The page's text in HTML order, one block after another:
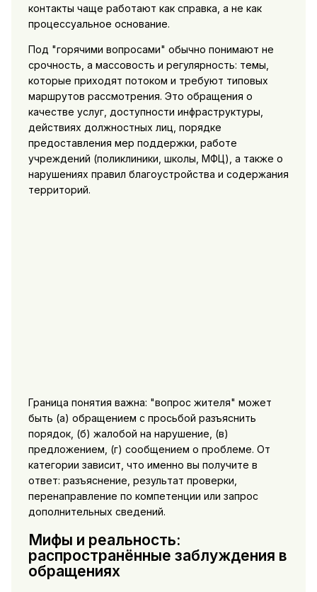
контакты чаще работают как справка, а не как
процессуальное основание.
Под "горячими вопросами" обычно понимают не
срочность, а массовость и регулярность: темы,
которые приходят потоком и требуют типовых
маршрутов рассмотрения. Это обращения о
качестве услуг, доступности инфраструктуры,
действиях должностных лиц, порядке
предоставления мер поддержки, работе
учреждений (поликлиники, школы, МФЦ), а также о
нарушениях правил благоустройства и содержания
территорий.
Граница понятия важна: "вопрос жителя" может
быть (а) обращением с просьбой разъяснить
порядок, (б) жалобой на нарушение, (в)
предложением, (г) сообщением о проблеме. От
категории зависит, что именно вы получите в
ответ: разъяснение, результат проверки,
перенаправление по компетенции или запрос
дополнительных сведений.
Мифы и реальность:
распространённые заблуждения в
обращениях